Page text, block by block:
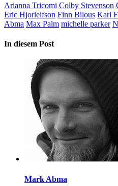
Arianna Tricomi Colby Stevenson
Eric Hjorleifson Finn Bilous Karl
Abma Max Palm michelle parker
In diesem Post
Mark Abma